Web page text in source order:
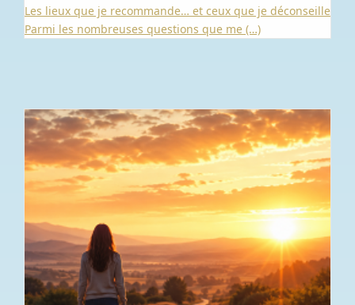
Les lieux que je recommande… et ceux que je déconseille
Parmi les nombreuses questions que me (…)